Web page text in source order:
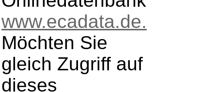
www.ecadata.de.
Möchten Sie
gleich Zugriff auf
dieses